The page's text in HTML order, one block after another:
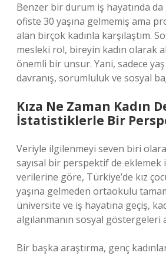
Benzer bir durum iş hayatında da
ofiste 30 yaşına gelmemiş ama
alan birçok kadınla karşılaştım.
mesleki rol, bireyin kadın olarak
önemli bir unsur. Yani, sadece
davranış, sorumluluk ve sosyal
Kıza Ne Zaman Kadın
İstatistiklerle Bir
Veriyle ilgilenmeyi seven biri
sayısal bir perspektif de eklemek
verilerine göre, Türkiye’de kız
yaşına gelmeden ortaokulu
üniversite ve iş hayatına geçiş,
algılanmanın sosyal göstergeleri
Bir başka araştırma, genç